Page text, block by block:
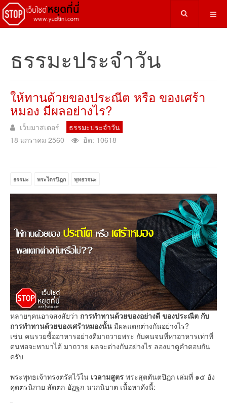
ธรรมะประจำวัน
ให้ทานด้วยของประณีต หรือ ของเศร้า
หมอง มีผลอย่างไร?
เว็บมาสเตอร์
ธรรมะประจำวัน
18 มกราคม 2560
ฮิต: 10618
ธรรมะ พระไตรปิฎก พุทธวจนะ
หลายๆคนอาจสงสัยว่า การทำทานด้วยของอย่างดี ของประณีต กับ
การทำทานด้วยของเศร้าหมองนั้น มีผลแตกต่างกันอย่างไร?
เช่น คนรวยซื้ออาหารอย่างดีมาถวายพระ กับคนจนที่หาอาหารเท่าที่
ตนพอจะหามาได้ มาถวาย ผลจะต่างกันอย่างไร ลองมาดูคำตอบกัน
ครับ
พระพุทธเจ้าทรงตรัสไว้ใน เวลามสูตร พระสุตตันตปิฎก เล่มที่ ๑๕ อัง
คุตตรนิกาย สัตตก-อัฏฐก-นวกนิบาต เนื้อหาดังนี้: